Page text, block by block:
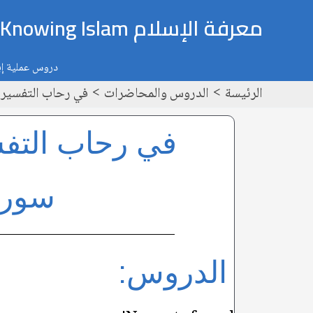
معرفة الإسلام Knowing Islam
دروس عملية
الرئيسة الدروس والمحاضرات في رحاب التفسير
في رحاب
الدروس: